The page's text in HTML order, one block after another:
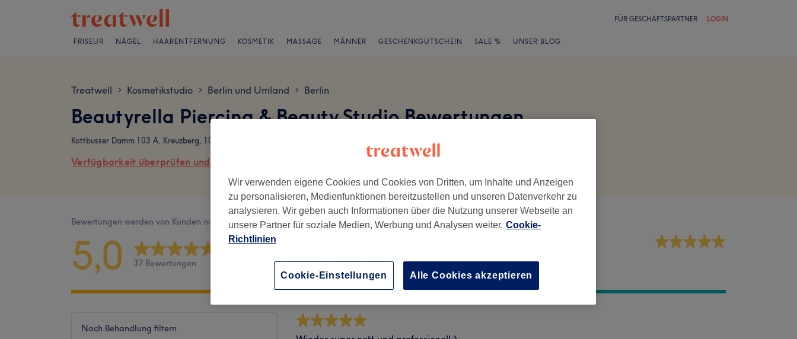
FÜR GESCHÄFTSPARTNER LOGIN
FRISEUR NÄGEL HAARENTFERNUNG KOSMETIK MASSAGE MÄNNER GESCHENKGUTSCHEIN SALE % UNSER BLOG
Treatwell > Kosmetikstudio > Berlin und Umland > Berlin
Beautyrella Piercing & Beauty Studio Bewertungen
Kottbusser Damm 103 A, Kreuzberg, 10967 Berlin
Verfügbarkeit überprüfen und online buchen
Bewertungen werden von Kunden nach ihrem Besuch geschrieben.
5,0 37 Bewertungen Sauberkeit
Nach Behandlung filtern
Wir verwenden eigene Cookies und Cookies von Dritten, um Inhalte und Anzeigen
zu personalisieren, Medienfunktionen bereitzustellen und unseren Datenverkehr zu
analysieren. Wir geben auch Informationen über die Nutzung unserer Webseite an
unsere Partner für soziale Medien, Werbung und Analysen weiter. Cookie-
Richtlinien
Cookie-Einstellungen Alle Cookies akzeptieren